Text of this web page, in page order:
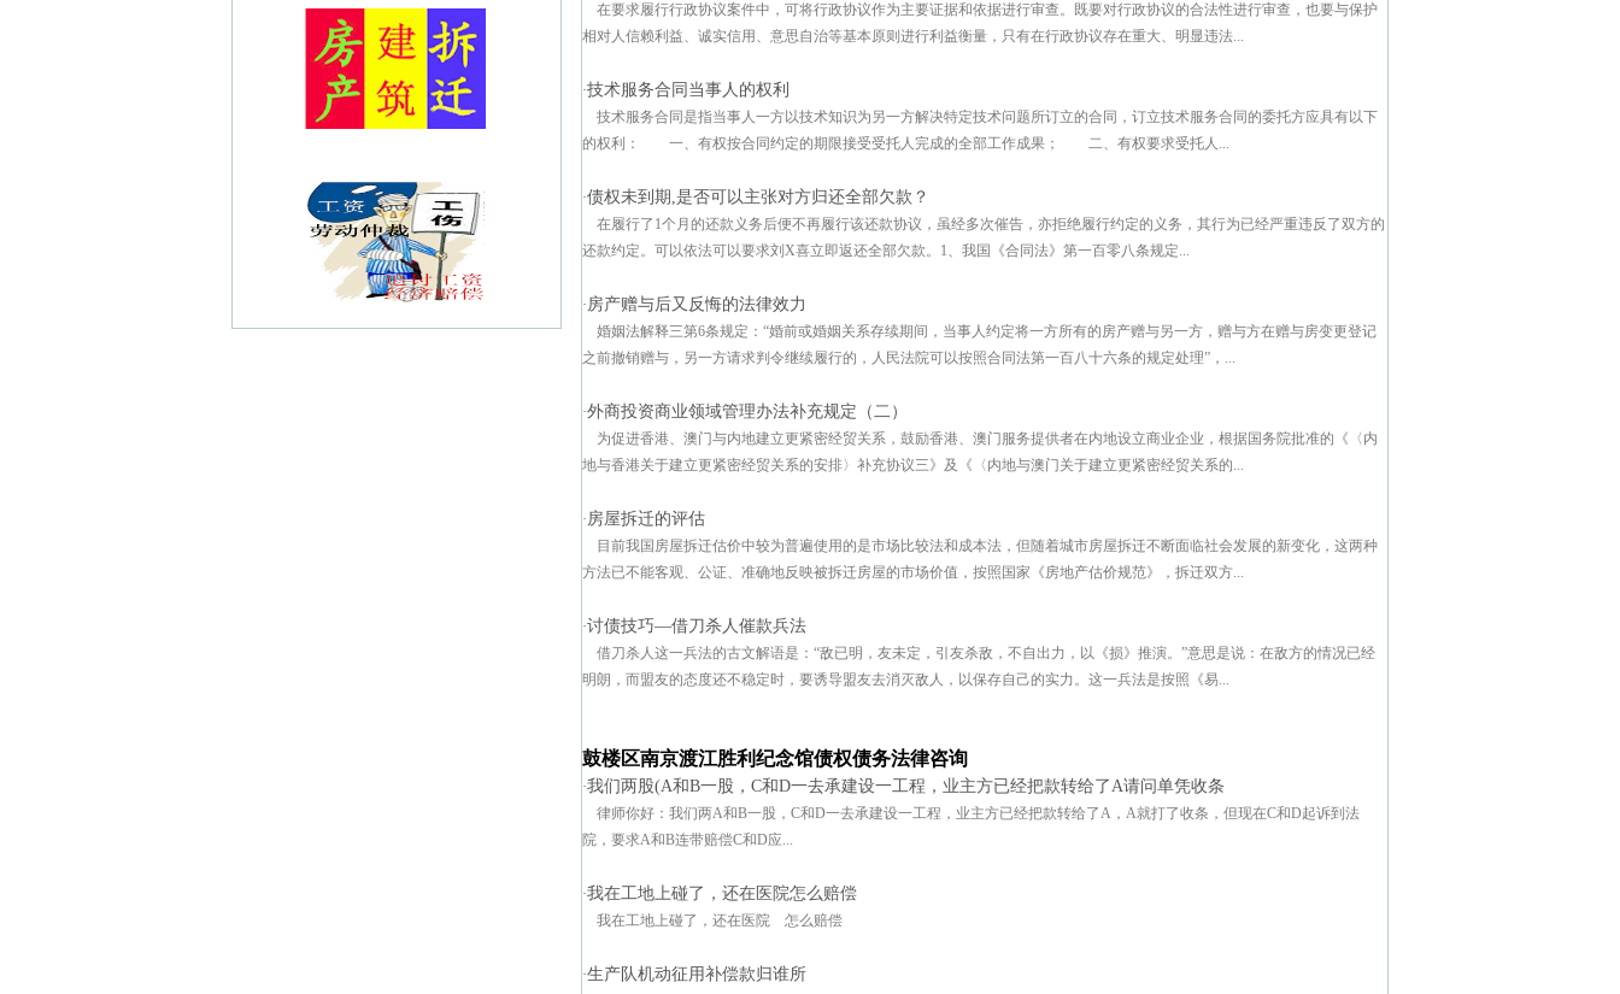
在要求履行行政协议案件中，可将行政协议作为主要证据和依据进行审查。既要对行政协议的合法性进行审查，也要与保护
相对人信赖利益、诚实信用、意思自治等基本原则进行利益衡量，只有在行政协议存在重大、明显违法...
·技术服务合同当事人的权利
技术服务合同是指当事人一方以技术知识为另一方解决特定技术问题所订立的合同，订立技术服务合同的委托方应具有以下
的权利： 一、有权按合同约定的期限接受受托人完成的全部工作成果； 二、有权要求受托人...
·债权未到期,是否可以主张对方归还全部欠款？
在履行了1个月的还款义务后便不再履行该还款协议，虽经多次催告，亦拒绝履行约定的义务，其行为已经严重违反了双方的
还款约定。可以依法可以要求刘X喜立即返还全部欠款。1、我国《合同法》第一百零八条规定...
· 房产赠与后又反悔的法律效力
婚姻法解释三第6条规定：“婚前或婚姻关系存续期间，当事人约定将一方所有的房产赠与另一方，赠与方在赠与房变更登记
之前撤销赠与，另一方请求判令继续履行的，人民法院可以按照合同法第一百八十六条的规定处理”，...
·外商投资商业领域管理办法补充规定（二）
为促进香港、澳门与内地建立更紧密经贸关系，鼓励香港、澳门服务提供者在内地设立商业企业，根据国务院批准的《〈内
地与香港关于建立更紧密经贸关系的安排〉补充协议三》及《〈内地与澳门关于建立更紧密经贸关系的...
· 房屋拆迁的评估
目前我国房屋拆迁估价中较为普遍使用的是市场比较法和成本法，但随着城市房屋拆迁不断面临社会发展的新变化，这两种
方法已不能客观、公证、准确地反映被拆迁房屋的市场价值，按照国家《房地产估价规范》，拆迁双方...
·讨债技巧—借刀杀人催款兵法
借刀杀人这一兵法的古文解语是：“敌已明，友未定，引友杀敌，不自出力，以《损》推演。”意思是说：在敌方的情况已经
明朗，而盟友的态度还不稳定时，要诱导盟友去消灭敌人，以保存自己的实力。这一兵法是按照《易...
鼓楼区南京渡江胜利纪念馆债权债务法律咨询
·我们两股(A和B一股，C和D一去承建设一工程，业主方已经把款转给了A请问单凭收条
律师你好：我们两A和B一股，C和D一去承建设一工程，业主方已经把款转给了A，A就打了收条，但现在C和D起诉到法
院，要求A和B连带赔偿C和D应...
·我在工地上碰了，还在医院怎么赔偿
我在工地上碰了，还在医院 怎么赔偿
·生产队机动征用补偿款归谁所